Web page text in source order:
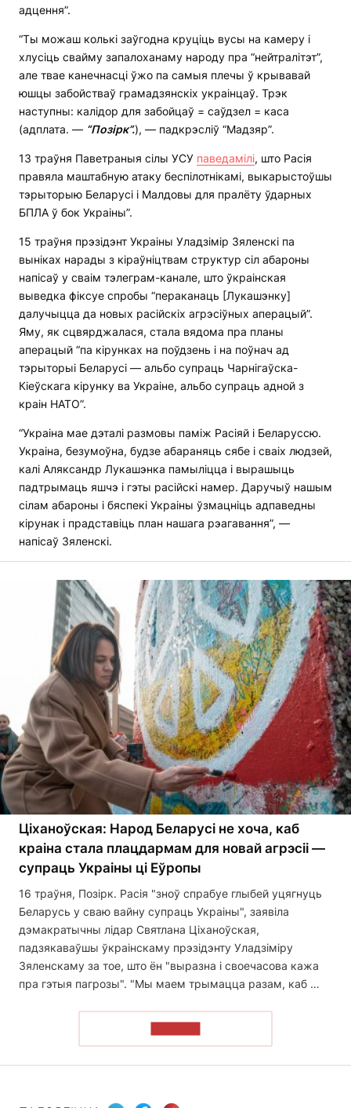
адцення”.
“Ты можаш колькі заўгодна круціць вусы на камеру і
хлусіць свайму запалоханаму народу пра “нейтралітэт”,
але твае канечнасці ўжо па самыя плечы ў крывавай
юшцы забойстваў грамадзянскіх украінцаў. Трэк
наступны: калідор для забойцаў = саўдзел = каса
(адплата. — “Позірк”.), — падкрэсліў “Мадзяр”.
13 траўня Паветраныя сілы УСУ паведамілі, што Расія
правяла маштабную атаку беспілотнікамі, выкарыстоўшы
тэрыторыю Беларусі і Малдовы для пралёту ўдарных
БПЛА ў бок Украіны”.
15 траўня прэзідэнт Украіны Уладзімір Зяленскі па
выніках нарады з кіраўніцтвам структур сіл абароны
напісаў у сваім тэлеграм-канале, што ўкраінская
выведка фіксуе спробы “пераканаць [Лукашэнку]
далучыцца да новых расійскіх агрэсіўных аперацый”.
Яму, як сцвярджалася, стала вядома пра планы
аперацый “па кірунках на поўдзень і на поўнач ад
тэрыторыі Беларусі — альбо супраць Чарнігаўска-
Кіеўскага кірунку ва Украіне, альбо супраць адной з
краін НАТО”.
“Украіна мае дэталі размовы паміж Расіяй і Беларуссю.
Украіна, безумоўна, будзе абараняць сябе і сваіх людзей,
калі Аляксандр Лукашэнка памыліцца і вырашыць
падтрымаць яшчэ і гэты расійскі намер. Даручыў нашым
сілам абароны і бяспекі Украіны ўзмацніць адпаведны
кірунак і прадставіць план нашага рэагавання”, —
напісаў Зяленскі.
Ціханоўская: Народ Беларусі не хоча, каб
краіна стала плацдармам для новай агрэсіі —
супраць Украіны ці Еўропы
16 траўня, Позірк. Расія "зноў спрабуе глыбей уцягнуць
Беларусь у сваю вайну супраць Украіны", заявіла
дэмакратычны лідар Святлана Ціханоўская,
падзякаваўшы ўкраінскаму прэзідэнту Уладзіміру
Зяленскаму за тое, што ён "выразна і своечасова кажа
пра гэтыя пагрозы". "Мы маем трымацца разам, каб …